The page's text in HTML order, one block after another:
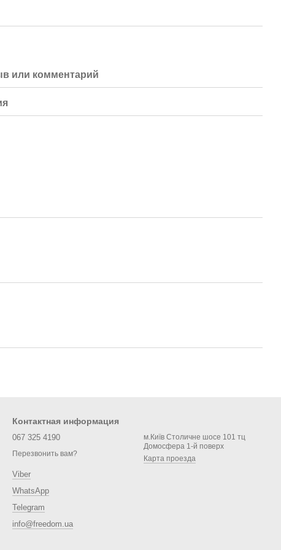
или комментарий
Контактная информация
067 325 4190
Перезвонить вам?
Viber
WhatsApp
Telegram
info@freedom.ua
м.Київ Столичне шосе 101 тц
Домосфера 1-й поверх
Карта проезда